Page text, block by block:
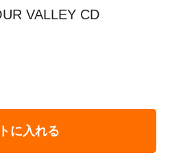
VALLEY CD
に入れる